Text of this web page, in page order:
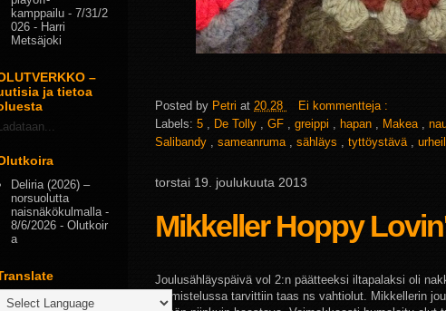
Posted by Petri at 20.28
Ei kommentteja :
Labels: 5 De Tolly GF greippi hapan Makea
Salibandy
sameanruma sähläys tyttöystävä
torstai 19. joulukuuta 2013
Mikkeller Hoppy
Joulusähläyspäivä vol 2:n päätteeksi iltapalaksi oli
valmistelussa tarvittiin taas ns vahtiolut. Mikkellerin
kamppailu - 7/31/2
026 - Harri
Metsäjoki
–
ja tietoa
Deliria (2026) –
norsuolutta
naisnäkökulmalla -
8/6/2026 - Olutkoir
a